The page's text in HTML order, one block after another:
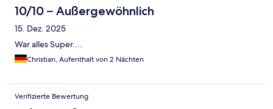
10/10 – Außergewöhnlich
15. Dez. 2025
War alles Super....
Christian, Aufenthalt von 2 Nächten
Verifizierte Bewertung